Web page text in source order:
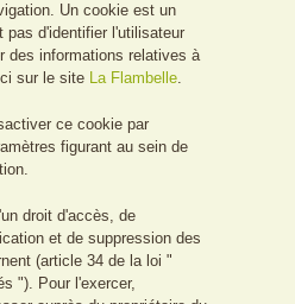
Un cookie est un
pas d'identifier l'utilisateur
des informations relatives à
sur le site La Flambelle.
ce cookie par
figurant au sein de
droit d'accès, de
et de suppression des
(article 34 de la loi "
"). Pour l'exercer,